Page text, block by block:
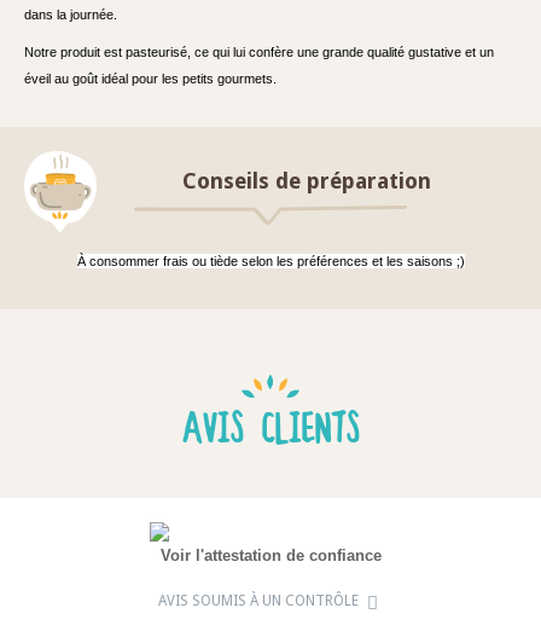
dans la journée.
Notre produit est pasteurisé, ce qui lui confère une grande qualité gustative et un
éveil au goût idéal pour les petits gourmets.
Conseils de préparation
À consommer frais ou tiède selon les préférences et les saisons ;)
AVIS CLIENTS
Voir l'attestation de confiance
AVIS SOUMIS À UN CONTRÔLE